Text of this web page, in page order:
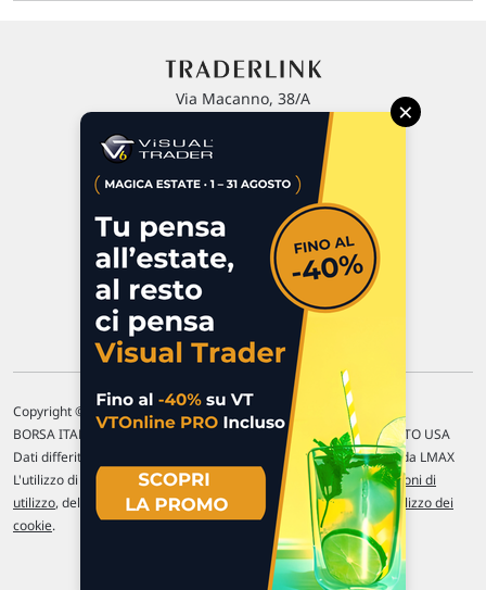
Via Macanno, 38/A
P.IVA 02 452 460 401
Commenti e segnalazioni
Contattaci
Copyright © 1996-2026 Traderlink Italia s.r.l.
BORSA ITALIANA Quotazioni di borsa differite di 15 min. / MERCATO USA
Dati differiti di 15 min. (fonte Intrinio) / FOREX Quotazioni fornite da LMAX
L'utilizzo di questo sito implica l'accettazione delle nostre Condizioni di
utilizzo, del Disclaimer MAR, dellePolitiche sulla privacye dell' Utilizzo dei
cookie.
×